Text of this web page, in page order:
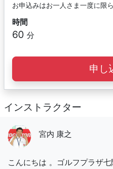
お申込みはお一人さま一度に限
時間
60 分
申し
インストラクター
宮内 康之
こんにちは 。ゴルフプラザ